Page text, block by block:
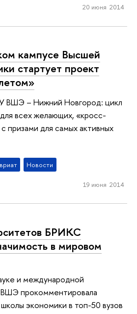
20 июня 2014
кампусе Высшей
стартует проект
ВШЭ – Нижний Новгород: цикл
всех желающих, «кросс-
призами для самых активных
Новости
19 июня 2014
БРИКС
в мировом
и международной
прокомментировала
экономики в топ-50 вузов